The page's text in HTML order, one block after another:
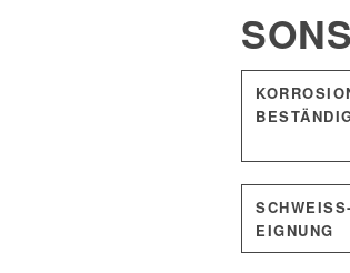
SCHWEISS­E
IGNUNG